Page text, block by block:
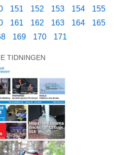
151 152 153 154
155
161 162 163 164
165
169 170 171
TIDNINGEN